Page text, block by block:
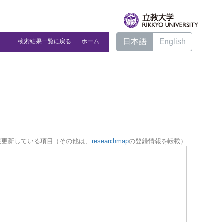
検索結果一覧に戻る ホーム 日本語 English
新している項目（その他は、 researchmapの登録情報を転載）